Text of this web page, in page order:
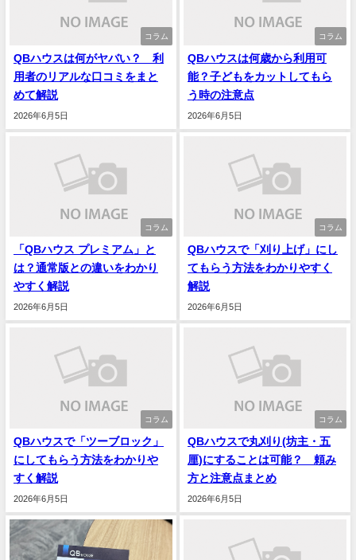
コラム
QBハウスは何がヤバい？ 利
用者のリアルな口コミをまと
めて解説
2026年6月5日
コラム
QBハウスは何歳から利用可
能？子どもをカットしてもら
う時の注意点
2026年6月5日
コラム
「QBハウス プレミアム」と
は？通常版との違いをわかり
やすく解説
2026年6月5日
コラム
QBハウスで「刈り上げ」にし
てもらう方法をわかりやすく
解説
2026年6月5日
コラム
QBハウスで「ツーブロック」
にしてもらう方法をわかりや
すく解説
2026年6月5日
コラム
QBハウスで丸刈り(坊主・五
厘)にすることは可能？ 頼み
方と注意点まとめ
2026年6月5日